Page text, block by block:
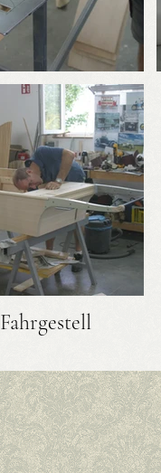
Fahrgestell